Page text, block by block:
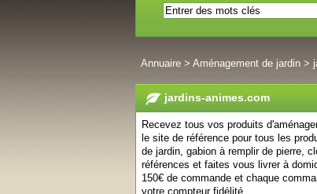
Annuaire > Aménagement de jardin >
jardins-animes.com
Recevez tous vos produits
le site de référence pour tous les
de jardin, gabion à remplir de pierre,
références et faites vous livrer à
150€ de commande et chaque
votre compteur fidélité.